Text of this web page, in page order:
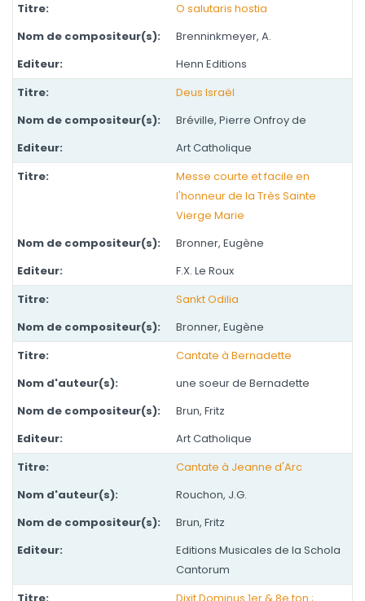
O salutaris hostia
Brenninkmeyer, A.
Henn Editions
Deus Israël
Bréville, Pierre Onfroy de
Art Catholique
Messe courte et facile en
l'honneur de la Très Sainte
Vierge Marie
Bronner, Eugène
F.X. Le Roux
Sankt Odilia
Bronner, Eugène
Cantate à Bernadette
une soeur de Bernadette
Brun, Fritz
Art Catholique
Cantate à Jeanne d'Arc
Rouchon, J.G.
Brun, Fritz
Editions Musicales de la Schola
Cantorum